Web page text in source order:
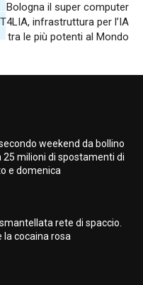
Bologna il super computer
IT4LIA, infrastruttura per l’IA
tra le più potenti al Mondo
weekend da bollino
25 milioni di spostamenti di
e domenica
rete di spaccio.
la cocaina rosa